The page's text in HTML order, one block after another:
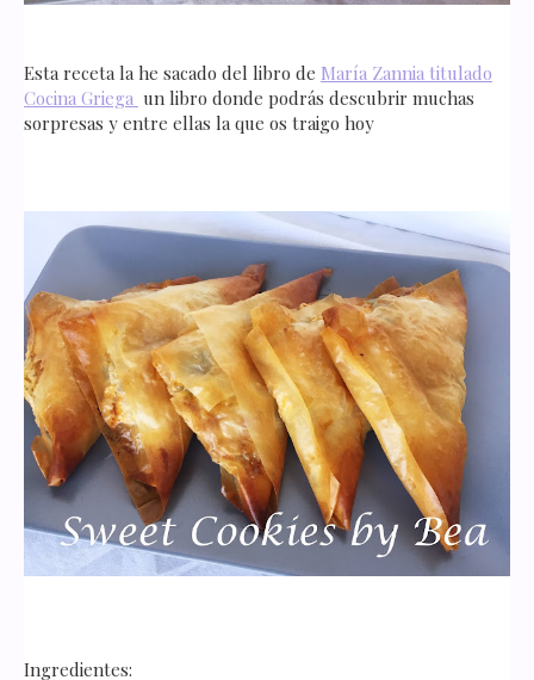
Esta receta la he sacado del libro de María Zannia titulado
Cocina Griega un libro donde podrás descubrir muchas
sorpresas y entre ellas la que os traigo hoy
Ingredientes: